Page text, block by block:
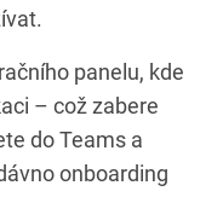
panelu, kde
– což zabere
do Teams a
onboarding